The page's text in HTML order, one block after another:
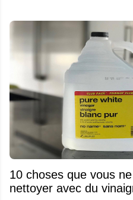
10 choses que vous
nettoyer avec du